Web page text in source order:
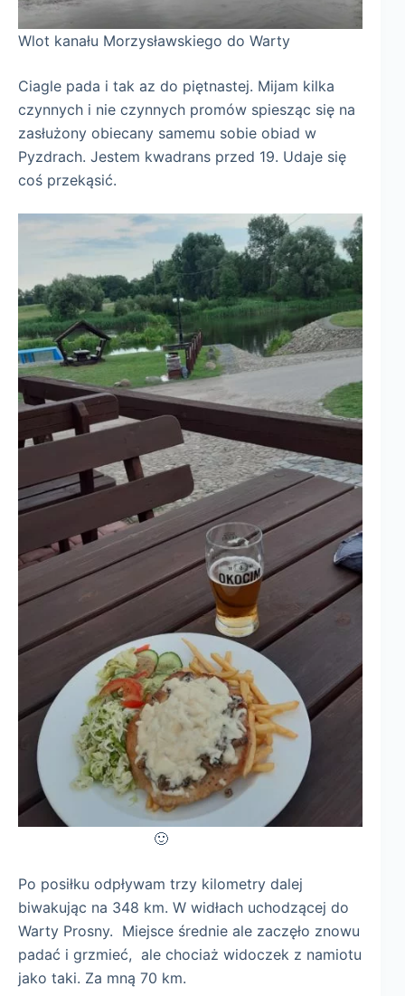
Wlot kanału Morzysławskiego do Warty
Ciagle pada i tak az do piętnastej. Mijam kilka
czynnych i nie czynnych promów spiesząc się na
zasłużony obiecany samemu sobie obiad w
Pyzdrach. Jestem kwadrans przed 19. Udaje się
coś przekąsić.
🙂
Po posiłku odpływam trzy kilometry dalej
biwakując na 348 km. W widłach uchodzącej do
Warty Prosny. Miejsce średnie ale zaczęło znowu
padać i grzmieć, ale chociaż widoczek z namiotu
jako taki. Za mną 70 km.